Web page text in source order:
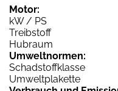
Motor:
kW / PS
Treibstoff
Hubraum
Umweltnormen:
Schadstoffklasse
Umweltplakette